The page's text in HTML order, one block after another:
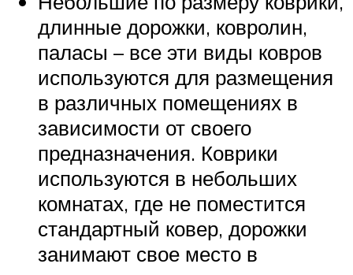
длинные дорожки, ковролин,
паласы – все эти виды ковров
используются для размещения
в различных помещениях в
зависимости от своего
предназначения. Коврики
используются в небольших
комнатах, где не поместится
стандартный ковер, дорожки
занимают свое место в